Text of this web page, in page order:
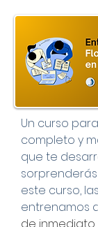
Un curso
completo y
que te
este curso,
entrenamos